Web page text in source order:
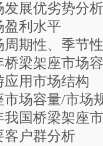
展优劣势分析
利水平
期性、季节
梁架座市场容
用市场结构
场容量/市场
国桥梁架座市
户群分析